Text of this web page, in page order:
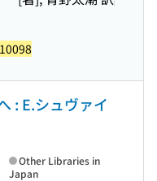
: E.シュヴァイ
Other Libraries in
Japan